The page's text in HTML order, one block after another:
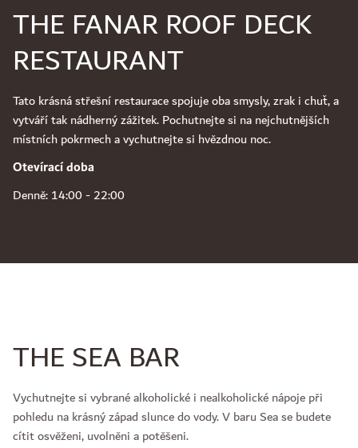
THE FANAR ROOF DECK
RESTAURANT
Tato krásná střešní restaurace spojuje oba smysly, zrak i chuť, a
vytváří tak nádherný zážitek. Pochutnejte si na nejchutnějších
místních pokrmech a vychutnejte si hvězdnou noc.
Otevírací doba
Denně: 14:00 - 22:00
THE SEA BAR
Vychutnejte si vybrané alkoholické i nealkoholické nápoje při
pohledu na krásný západ slunce do vody. V baru Sea se budete
cítit osvěženi, uvolněni a potěšeni.